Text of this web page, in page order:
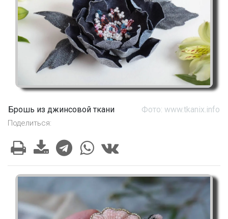
Брошь из джинсовой ткани Фото: www.tkanix.info
Поделиться: